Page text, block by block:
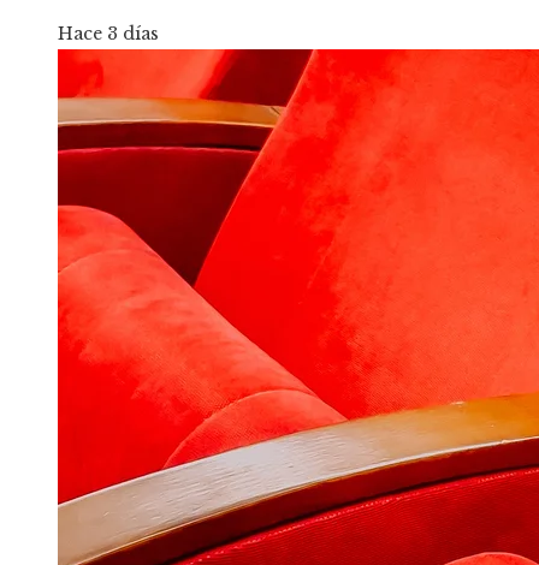
Hace 3 días